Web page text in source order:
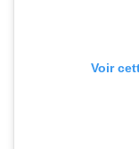
Voir